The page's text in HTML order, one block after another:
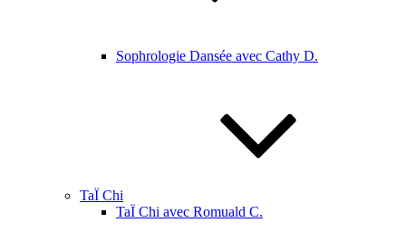
Sophrologie Dansée avec Cathy D.
TaÏ Chi
TaÏ Chi avec Romuald C.